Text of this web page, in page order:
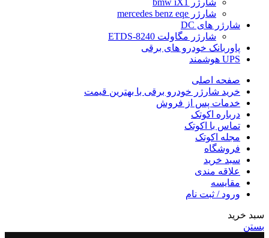
شارژر bmw iX1
شارژر mercedes benz eqe
شارژر های DC
شارژر مگاولت ETDS-8240
پاوربانک خودرو های برقی
UPS هوشمند
صفحه اصلی
خرید شارژر خودرو برقی با بهترین قیمت
خدمات پس از فروش
درباره اکوتک
تماس با اکوتک
مجله اکوتک
فروشگاه
سبد خرید
علاقه مندی
مقایسه
ورود / ثبت نام
سبد خرید
بستن